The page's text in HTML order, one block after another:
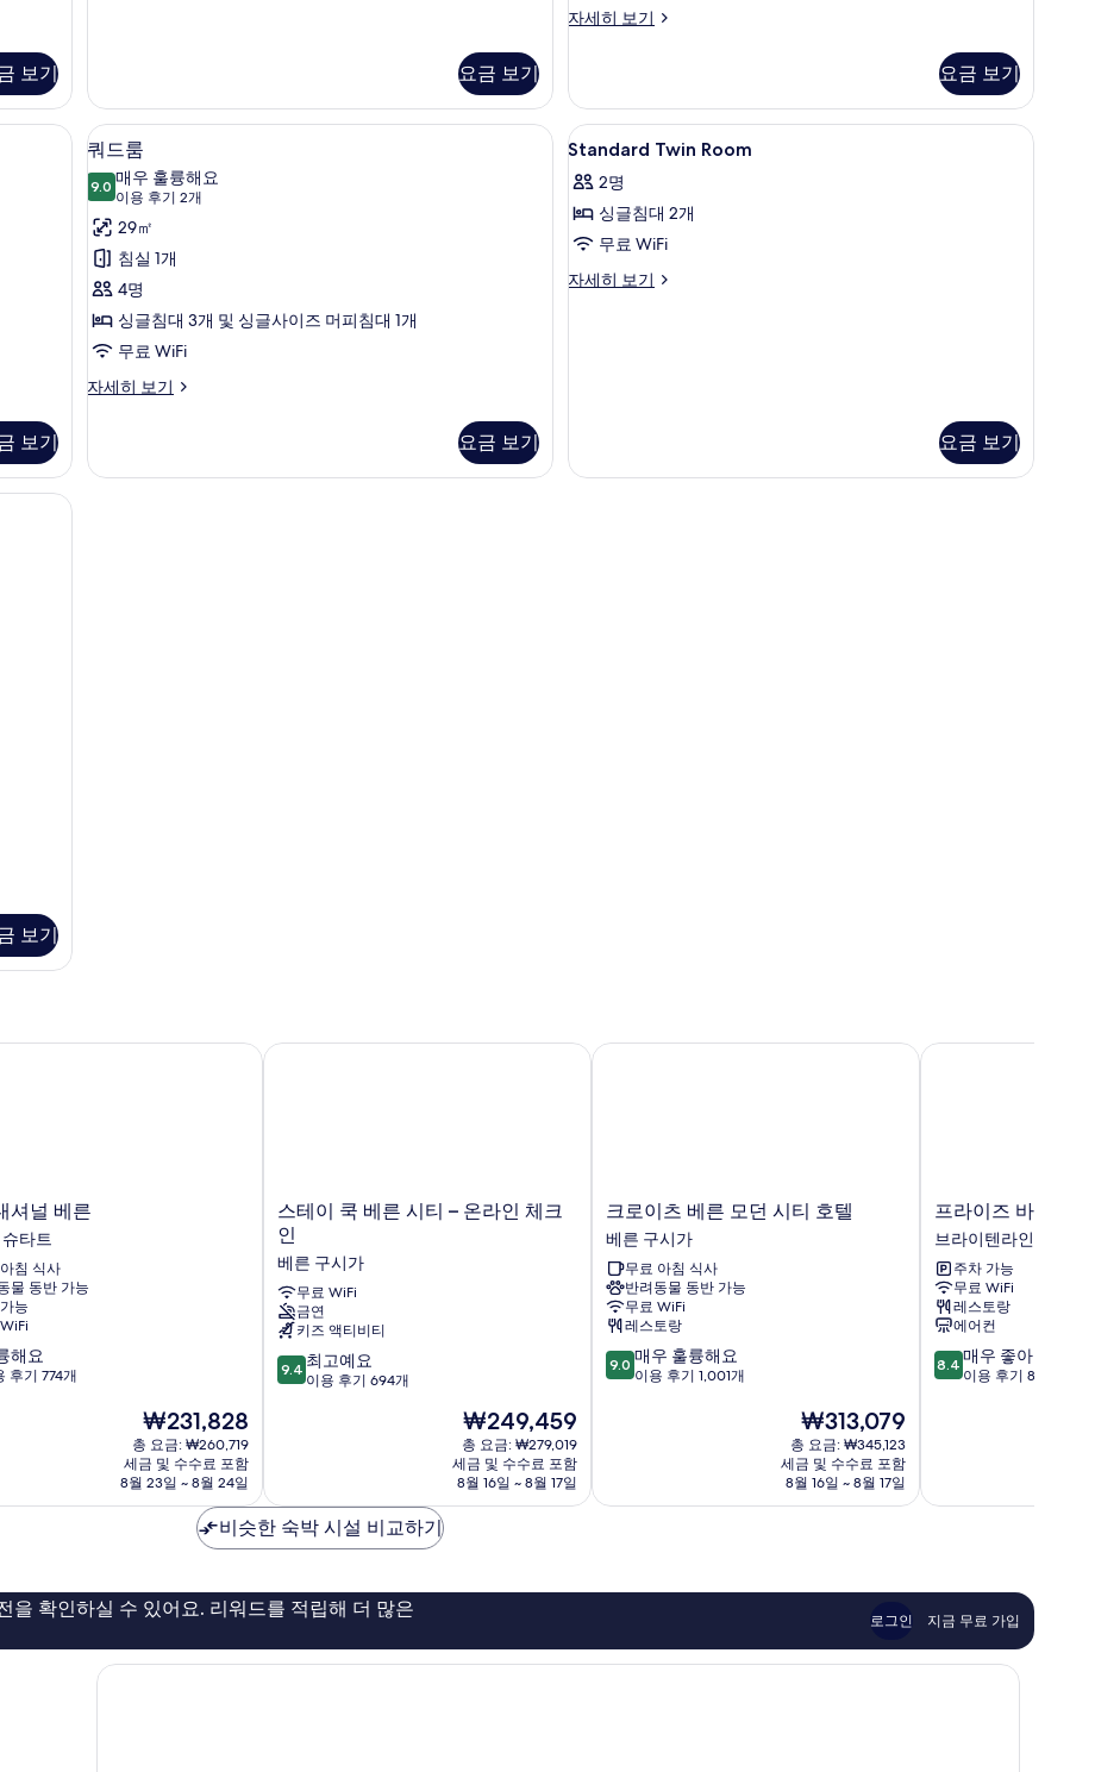
보기
기
요금 보기
기
자세히 보기
싱
세
히
보
요금 보기
, 암막 커튼
보기
쿼
드
룸
사
진
모
두
보
기
미니바, 객실 내 금고, 책상, 암막 커튼
2
쿼드룸
9.09.0점 만점 중 10점
매우 훌륭해요
이용 후기 2개
(이
용
후
기
2
개)
29㎡
침실 1개
4명
싱글침대 3개 및 싱글사이즈 머피침대 1개
무료 WiFi
자세히 보기
쿼
세
요금 보기
Standard
Twin
Room
사
진
모
미니바, 객실 내 금고, 책상, 암막 커튼
12
Standard Twin Room
2명
싱글침대 2개
무료 WiFi
자세히 보기
Standard
요금 보기
보기
셔널 베른
타트
침 식사
물 동반 가능
능
해요
후기 774개
현
재
요
금
₩231,828
₩231,828
총 요금: ₩260,719
세금 및 수수료 포함
8월 23일 ~ 8월 24일
널 베른
스
테
이
쿡
베
른
시
티
–
인
베
른
시
가
스테이 쿡 베른 시티 – 온라인 체크
인
베른 구시가
무료 WiFi
금연
키즈 액티비티
10
점
최
고
예
이
용
9.4 최고예요
이용 후기 694개
현
재
요
금
₩249,459
₩249,459
총 요금: ₩279,019
세금 및 수수료 포함
8월 16일 ~ 8월 17일
스테이 쿡 베른 시티 – 온라인 체크 인
크
로
이
츠
베
른
모
던
시
구
크로이츠 베른 모던 시티 호텔
베른 구시가
무료 아침 식사
반려동물 동반 가능
무료 WiFi
레스토랑
10
점
매
해
용
9.0 매우 훌륭해요
이용 후기 1,001개
현
재
요
금
₩313,079
₩313,079
총 요금: ₩345,123
세금 및 수수료 포함
8월 16일 ~ 8월 17일
크로이츠 베른 모던 시티 호텔
프
라
이
즈
바
이
래
디
슨,
라
인-
로
프라이즈 바이 래디
브라이텐라인-로라이네
주차 가능
무료 WiFi
레스토랑
에어컨
10
점
매
요,
이
용
후
8.4 매우 좋아요
이용 후기 815개
프라이즈 바이 래디슨,
비슷한 숙박 시설 비교하기
을 확인하실 수 있어요. 리워드를 적립해 더 많은
로그인 지금 무료 가입